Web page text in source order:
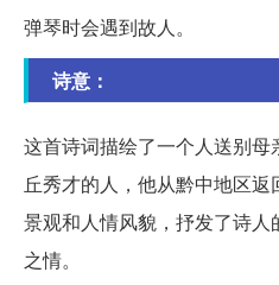
弹琴时会遇到故人。
诗意：
这首诗词描绘了一个人送别
丘秀才的人，他从黔中地区
景观和人情风貌，抒发了诗
之情。